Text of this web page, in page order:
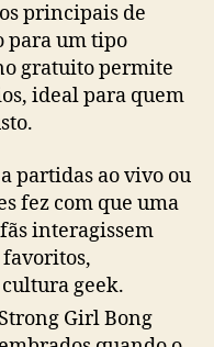
principais de
para um tipo
gratuito permite
ideal para quem
partidas ao vivo ou
fez com que uma
interagissem
favoritos,
geek.
Girl Bong